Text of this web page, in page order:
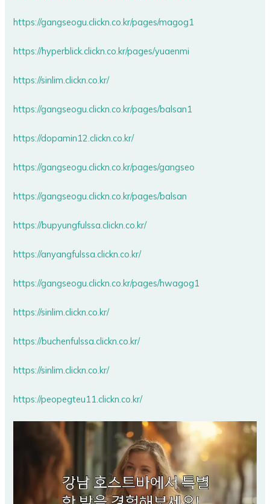
https://gangseogu.clickn.co.kr/pages/magog1
https://hyperblick.clickn.co.kr/pages/yuaenmi
https://sinlim.clickn.co.kr/
https://gangseogu.clickn.co.kr/pages/balsan1
https://dopamin12.clickn.co.kr/
https://gangseogu.clickn.co.kr/pages/gangseo
https://gangseogu.clickn.co.kr/pages/balsan
https://bupyungfulssa.clickn.co.kr/
https://anyangfulssa.clickn.co.kr/
https://gangseogu.clickn.co.kr/pages/hwagog1
https://sinlim.clickn.co.kr/
https://buchenfulssa.clickn.co.kr/
https://sinlim.clickn.co.kr/
https://peopegteu11.clickn.co.kr/